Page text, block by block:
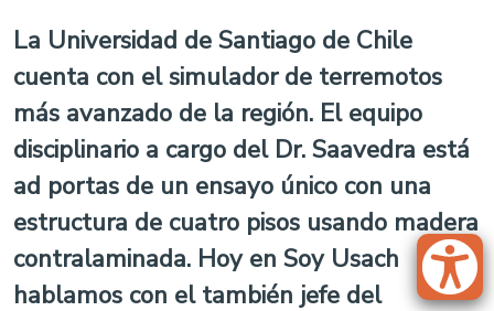
La Universidad de Santiago de Chile
cuenta con el simulador de terremotos
más avanzado de la región. El equipo
disciplinario a cargo del Dr. Saavedra está
ad portas de un ensayo único con una
estructura de cuatro pisos usando madera
contralaminada. Hoy en Soy Usach
hablamos con el también jefe del